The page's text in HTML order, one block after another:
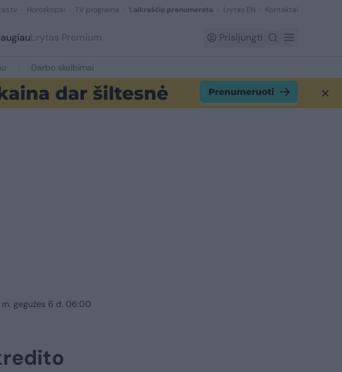
Horoskopai TV programa Laikraščio prenumerata Lrytas EN Kontaktai
Lrytas Premium Prisijungti
Darbo skelbimai
gegužės 6 d. 06:00